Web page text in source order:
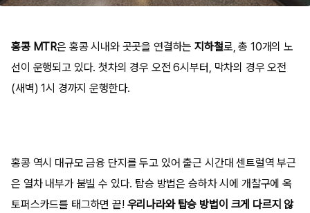
홍콩 MTR은 홍콩 시내와 곳곳을 연결하는지하철로, 총 10개의 노
선이 운행되고 있다. 첫차의 경우 오전 6시부터, 막차의 경우 오전
(새벽) 1시 경까지 운행한다.
홍콩 역시 대규모 금융 단지를 두고 있어 출근 시간대 센트럴역 부근
은 열차 내부가 붐빌 수 있다. 탑승 방법은 승하차 시에 개찰구에 옥
토퍼스카드를 태그하면 끝! 우리나라와 탑승 방법이 크게 다르지 않